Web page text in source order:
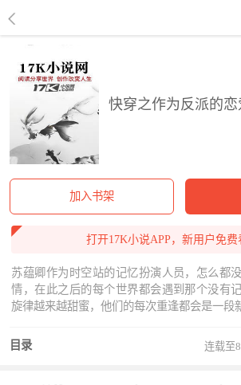
快穿之作为反派的
加入书架
打开17K小说APP，新用户免费
苏蕴卿作为时空站的记忆扮演人员，怎么都
情，在此之后的每个世界都会遇到那个没有
旋律越来越甜蜜，他们的每次重逢都会是一段
目录 连载至8